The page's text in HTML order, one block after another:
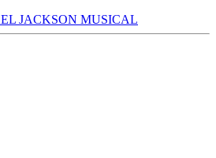
JACKSON MUSICAL